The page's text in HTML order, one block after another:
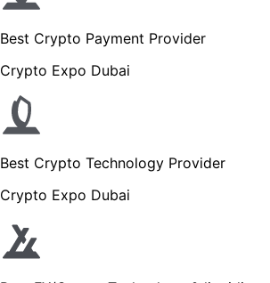
Best Crypto Payment Provider
Crypto Expo Dubai
Best Crypto Technology Provider
Crypto Expo Dubai